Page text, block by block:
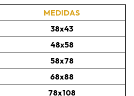
MEDIDAS
38x43
48x58
58x78
68x88
78x108